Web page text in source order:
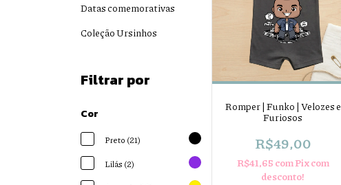
Datas comemorativas
Coleção Ursinhos
Filtrar por
Cor
Preto (21)
Lilás (2)
Romper | Funko | Velozes e
Furiosos
R$49,00
R$41,65 comPix com
desconto!